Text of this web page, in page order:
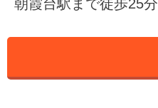
朝霞台駅まで徒歩25分